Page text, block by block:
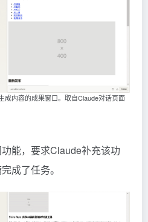
成内容的成果窗口。取自Claude对话页面
能，要求Claude补充该功
成了任务。